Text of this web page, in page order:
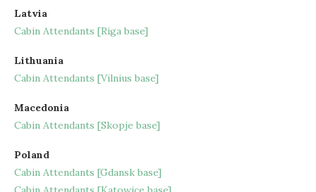
Latvia
Cabin Attendants [Riga base]
Lithuania
Cabin Attendants [Vilnius base]
Macedonia
Cabin Attendants [Skopje base]
Poland
Cabin Attendants [Gdansk base]